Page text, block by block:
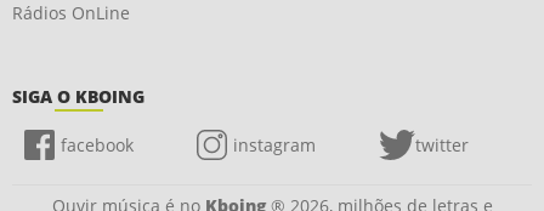
Rádios OnLine
SIGA O KBOING
facebook instagram twitter
Ouvir música é no Kboing® 2026, milhões de letras e